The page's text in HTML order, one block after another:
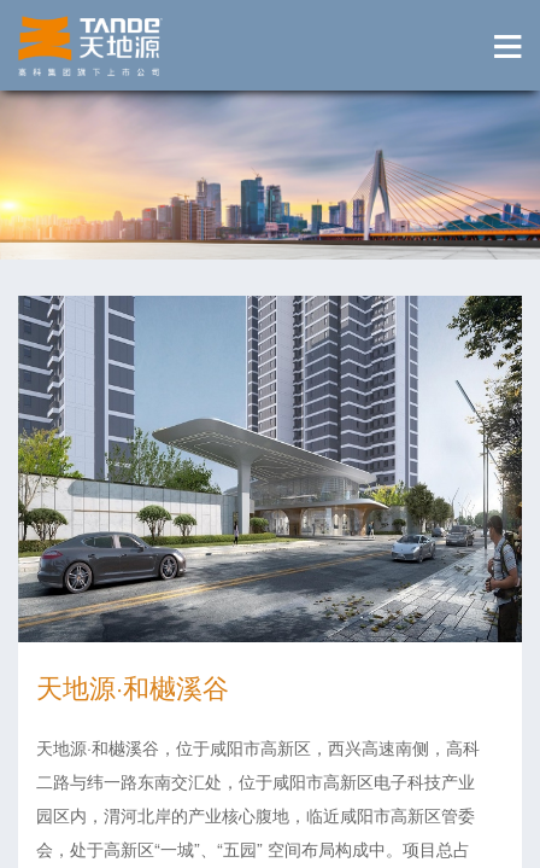
天地源·和樾溪谷
天地源·和樾溪谷，位于咸阳市高新区，西兴高速南侧，高科
二路与纬一路东南交汇处，位于咸阳市高新区电子科技产业
园区内，渭河北岸的产业核心腹地，临近咸阳市高新区管委
会，处于高新区“一城”、“五园” 空间布局构成中。项目总占